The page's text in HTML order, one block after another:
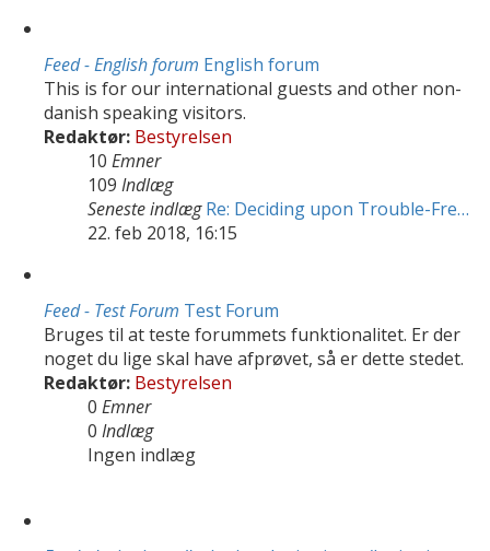
Feed - English forum English forum
This is for our international guests and other non-
danish speaking visitors.
Redaktør: Bestyrelsen
10 Emner
109 Indlæg
Seneste indlæg Re: Deciding upon Trouble-Fre…
22. feb 2018, 16:15
Feed - Test Forum Test Forum
Bruges til at teste forummets funktionalitet. Er der
noget du lige skal have afprøvet, så er dette stedet.
Redaktør: Bestyrelsen
0 Emner
0 Indlæg
Ingen indlæg